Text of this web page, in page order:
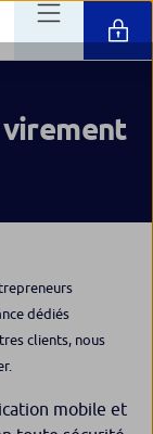
dédiés
clients, nous
mobile et